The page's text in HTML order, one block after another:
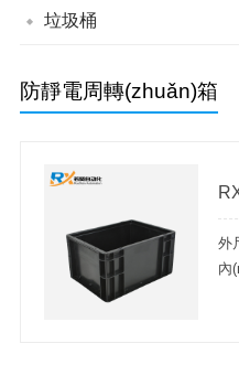
垃圾桶
防靜電周轉(zhuǎn)箱
外
內